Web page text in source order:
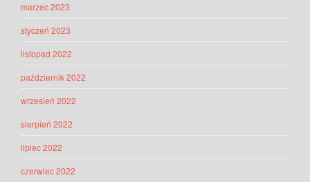
marzec 2023
styczeń 2023
listopad 2022
październik 2022
wrzesień 2022
sierpień 2022
lipiec 2022
czerwiec 2022